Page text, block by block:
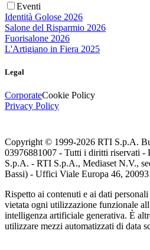
Eventi
Identità Golose 2026
Salone del Risparmio 2026
Fuorisalone 2026
L'Artigiano in Fiera 2025
Legal
CorporateCookie Policy
Privacy Policy
Copyright © 1999-2026 RTI S.p.A.
03976881007 - Tutti i diritti riservati -
S.p.A. - RTI S.p.A., Mediaset N.V.,
Bassi) - Uffici Viale Europa 46,
Rispetto ai contenuti e ai dati
vietata ogni utilizzazione funzionale
intelligenza artificiale generativa. È
utilizzare mezzi automatizzati di data